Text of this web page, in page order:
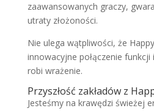
zaawansowanych graczy,
utraty złożoności.
Nie ulega wątpliwości, że
innowacyjne połączenie
robi wrażenie.
Przyszłość zakładów z
Jesteśmy na krawędzi świeżej